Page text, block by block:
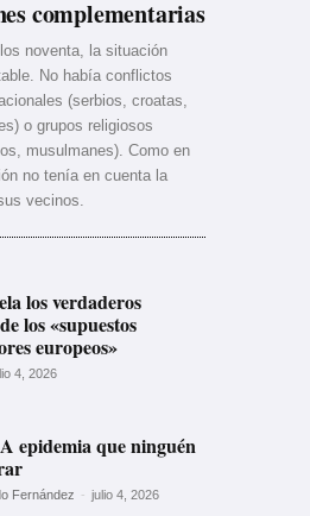
complementarias
noventa, la situación
No había conflictos
(serbios, croatas,
o grupos religiosos
musulmanes). Como en
no tenía en cuenta la
vecinos.
los verdaderos
los «supuestos
europeos»
4, 2026
epidemia que ninguén
Fernández - julio 4, 2026